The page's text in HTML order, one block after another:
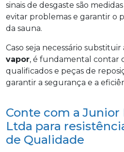
sinais de desgaste são
evitar problemas e garantir o
da sauna.
Caso seja necessário substituir
vapor, é fundamental contar
qualificados e peças de
garantir a segurança e a
Conte com a
Ltda para
de Qualidade